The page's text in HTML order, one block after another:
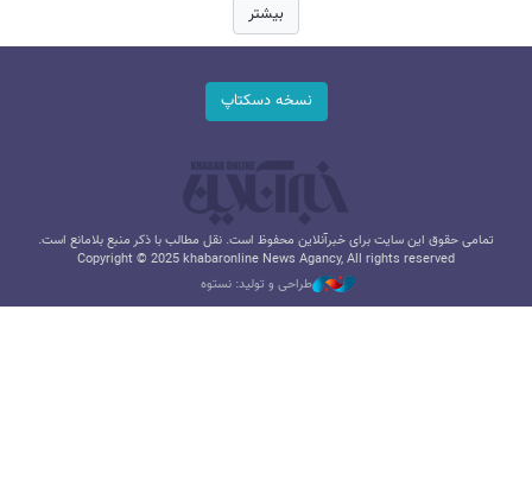
بیشتر
نسخه دسکتاپ
تمامی حقوق این سایت برای خبرآنلاین محفوظ است. نقل مطالب با ذکر منبع بلامانع است.
Copyright © 2025 khabaronline News Agancy, All rights reserved
طراحی و تولید: نستوه